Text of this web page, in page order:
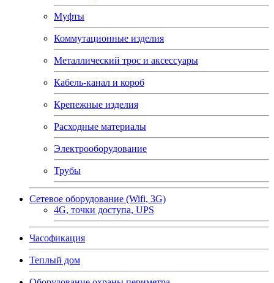
Муфты
Коммутационные изделия
Металлический трос и аксессуары
Кабель-канал и короб
Крепежные изделия
Расходные материалы
Электрооборудование
Трубы
Сетевое оборудование (Wifi, 3G)
4G, точки доступа, UPS
Часофикация
Теплый дом